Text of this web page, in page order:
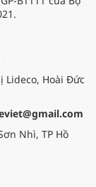
biệt quan
người và mỗi
Lideco, Hoài Đức
Nhì, TP Hồ